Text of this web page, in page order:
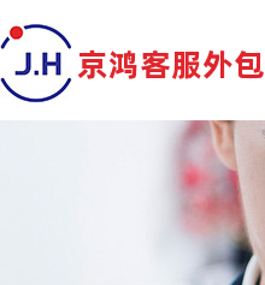
京鸿客服外包